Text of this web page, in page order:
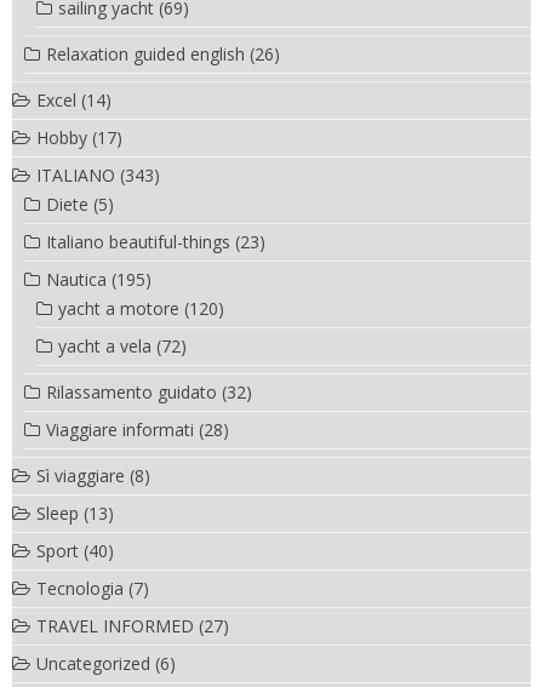
sailing yacht (69)
Relaxation guided english (26)
Excel (14)
Hobby (17)
ITALIANO (343)
Diete (5)
Italiano beautiful-things (23)
Nautica (195)
yacht a motore (120)
yacht a vela (72)
Rilassamento guidato (32)
Viaggiare informati (28)
Sì viaggiare (8)
Sleep (13)
Sport (40)
Tecnologia (7)
TRAVEL INFORMED (27)
Uncategorized (6)